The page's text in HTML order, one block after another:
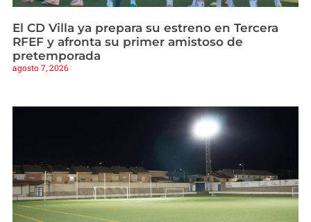
El CD Villa ya prepara su estreno en Tercera
RFEF y afronta su primer amistoso de
pretemporada
agosto 7, 2026